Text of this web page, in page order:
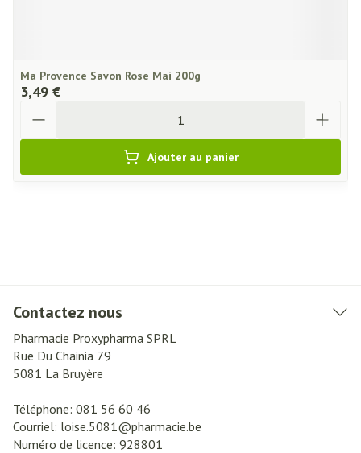
Ma Provence Savon Rose Mai 200g
3,49 €
Ajouter au panier
Contactez nous
Pharmacie Proxypharma SPRL
Rue Du Chainia 79
5081 La Bruyère
Téléphone: 081 56 60 46
Courriel: loise.5081@pharmacie.be
Numéro de licence: 928801